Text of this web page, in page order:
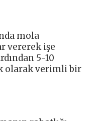
mola
vererek işe
5-10
olarak verimli bir